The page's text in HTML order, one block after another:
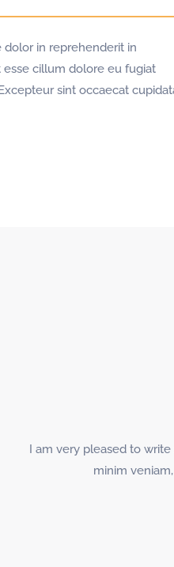
dolor in reprehenderit in
cillum dolore eu fugiat
sint occaecat
I am very pleased to
minim